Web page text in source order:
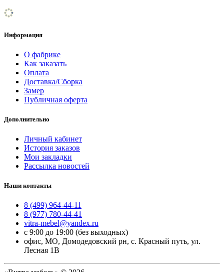
Информация
О фабрике
Как заказать
Оплата
Доставка/Сборка
Замер
Публичная оферта
Дополнительно
Личный кабинет
История заказов
Мои закладки
Рассылка новостей
Наши контакты
8 (499) 964-44-11
8 (977) 780-44-41
vitra-mebel@yandex.ru
с 9:00 до 19:00 (без выходных)
офис, МО, Домодедовский рн, с. Красный путь, ул.
Лесная 1В